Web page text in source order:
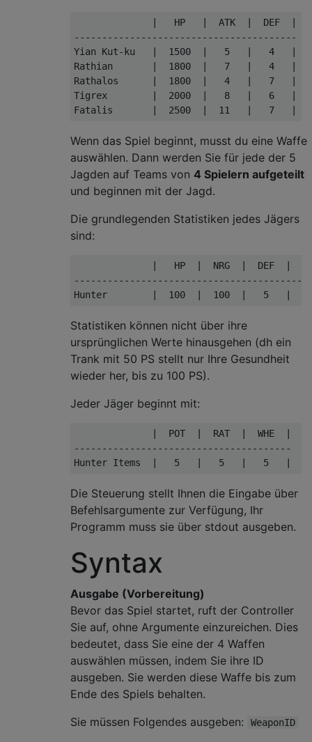
              |   HP   |  ATK  |  DEF  |
----------------------------------------
Yian Kut-ku   |  1500  |   5   |   4   |
Rathian       |  1800  |   7   |   4   |
Rathalos      |  1800  |   4   |   7   |
Tigrex        |  2000  |   8   |   6   |
Wenn das Spiel beginnt, musst du eine Waffe
auswählen. Dann werden Sie für jede der 5
Jagden auf Teams von 4 Spielern aufgeteilt
und beginnen mit der Jagd.
Die grundlegenden Statistiken jedes Jägers
sind:
|   HP  |  NRG  |  DEF  |
Statistiken können nicht über ihre
ursprünglichen Werte hinausgehen (dh ein
Trank mit 50 PS stellt nur Ihre Gesundheit
wieder her, bis zu 100 PS).
Jeder Jäger beginnt mit:
              |  POT  |  RAT  |  WHE  |
---------------------------------------
Die Steuerung stellt Ihnen die Eingabe über
Befehlsargumente zur Verfügung, Ihr
Programm muss sie über stdout ausgeben.
Syntax
Ausgabe (Vorbereitung)
Bevor das Spiel startet, ruft der Controller
Sie auf, ohne Argumente einzureichen. Dies
bedeutet, dass Sie eine der 4 Waffen
auswählen müssen, indem Sie ihre ID
ausgeben. Sie werden diese Waffe bis zum
Ende des Spiels behalten.
Sie müssen Folgendes ausgeben:
WeaponID